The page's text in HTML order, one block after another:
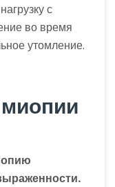
с
во время
утомление.